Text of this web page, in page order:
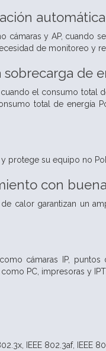
automática
cámaras y AP, cuando
de monitoreo y
de
el consumo total
total de energía
protege su equipo no
con
calor garantizan un
cámaras IP,
PC, impresoras y
IEEE 802.3af, IEEE